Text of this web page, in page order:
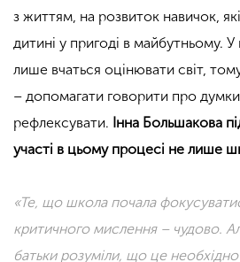
з життям, на розвиток навичок,
дитині у пригоді в майбутньому. У
лише вчаться оцінювати світ,
– допомагати говорити про
рефлексувати. Інна Большакова
участі в цьому процесі не лише
«Те, що школа почала
критичного мислення – чудово.
батьки розуміли, що це необхідно